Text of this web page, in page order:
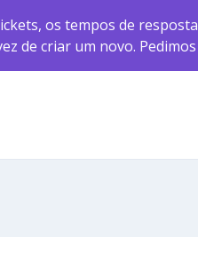
os tempos de
de criar um novo.